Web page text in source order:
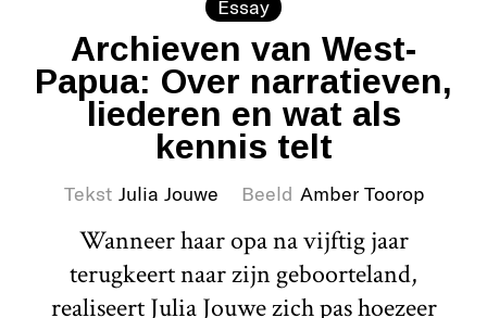
Essay
Archieven van West-
Papua: Over narratieven,
liederen en wat als
kennis telt
Tekst Julia Jouwe Beeld Amber Toorop
Wanneer haar opa na vijftig jaar
terugkeert naar zijn geboorteland,
realiseert Julia Jouwe zich pas hoezeer